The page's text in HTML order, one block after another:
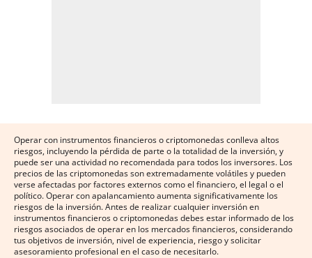
Operar con instrumentos financieros o criptomonedas conlleva altos
riesgos, incluyendo la pérdida de parte o la totalidad de la inversión, y
puede ser una actividad no recomendada para todos los inversores. Los
precios de las criptomonedas son extremadamente volátiles y pueden
verse afectadas por factores externos como el financiero, el legal o el
político. Operar con apalancamiento aumenta significativamente los
riesgos de la inversión. Antes de realizar cualquier inversión en
instrumentos financieros o criptomonedas debes estar informado de los
riesgos asociados de operar en los mercados financieros, considerando
tus objetivos de inversión, nivel de experiencia, riesgo y solicitar
asesoramiento profesional en el caso de necesitarlo.